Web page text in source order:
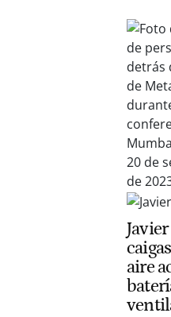
aire